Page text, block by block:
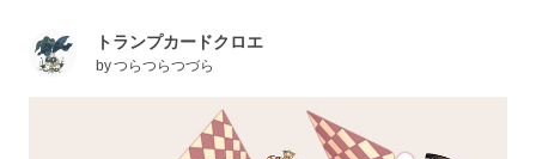
トランプカードクロエ
byつらつらつづら